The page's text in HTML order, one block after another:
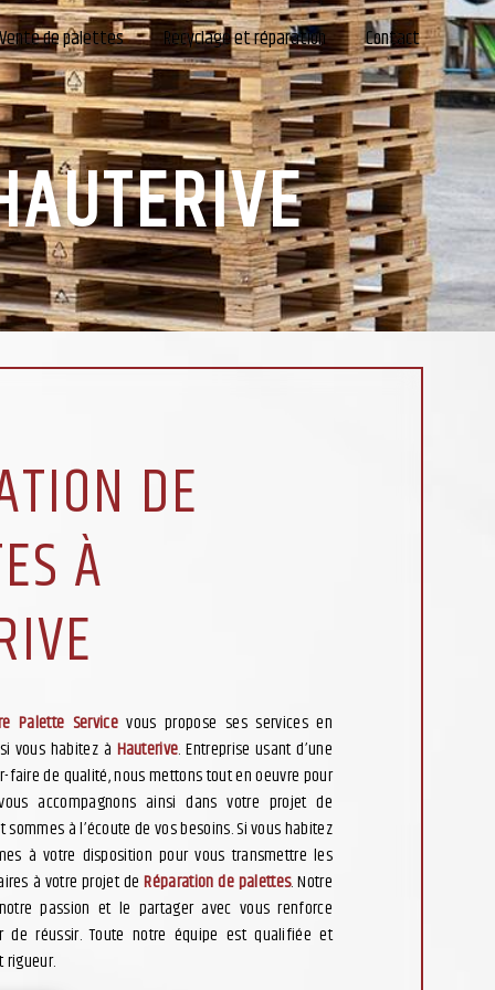
Vente de palettes Recyclage et réparation Contact
DE
À
Palette Servicevous propose ses services en
vous habitez à Hauterive. Entreprise usant d’une
faire de qualité, nous mettons tout en oeuvre pour
accompagnons ainsi dans votre projet de
sommes à l’écoute de vos besoins. Si vous habitez
à votre disposition pour vous transmettre les
à votre projet deRéparation de palettes. Notre
passion et le partager avec vous renforce
de réussir. Toute notre équipe est qualifiée et
rigueur.